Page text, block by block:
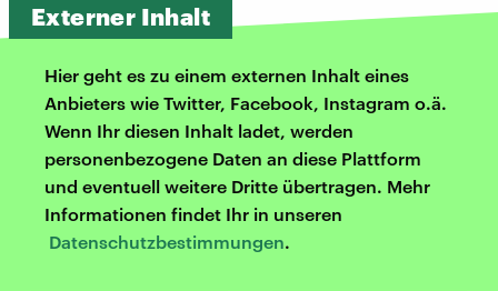
Externer Inhalt
Hier geht es zu einem externen Inhalt eines
Anbieters wie Twitter, Facebook, Instagram o.ä.
Wenn Ihr diesen Inhalt ladet, werden
personenbezogene Daten an diese Plattform
und eventuell weitere Dritte übertragen. Mehr
Informationen findet Ihr in unseren
Datenschutzbestimmungen.